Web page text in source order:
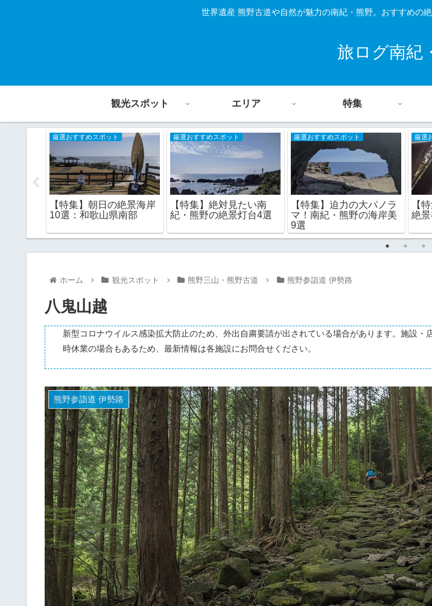
世界遺産 熊野古道や自然が魅力の南紀・熊野。おすすめの
旅ログ南紀
観光スポット エリア 特集
厳選おすすめスポット
【特集】朝日の絶景海岸
10選：和歌山県南部
厳選おすすめスポット
【特集】絶対見たい南
紀・熊野の絶景灯台4選
厳選おすすめスポット
【特集】迫力の大パノラ
マ！南紀・熊野の海岸美
9選
厳選
【
絶
ホーム 観光スポット 熊野三山・熊野古道 熊野参詣道 伊勢路
八鬼山越
新型コロナウイルス感染拡大防止のため、外出自粛要請が出されている場合があります。施設・
時休業の場合もあるため、最新情報は各施設にお問合せください。
熊野参詣道 伊勢路